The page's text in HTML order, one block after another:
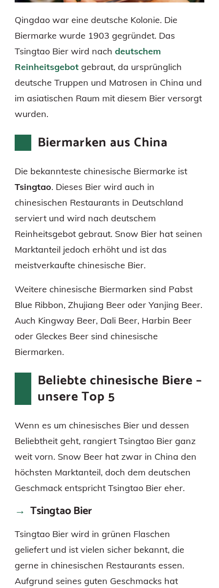
Qingdao war eine deutsche Kolonie. Die
Biermarke wurde 1903 gegründet. Das
Tsingtao Bier wird nach deutschem
Reinheitsgebot gebraut, da ursprünglich
deutsche Truppen und Matrosen in China und
im asiatischen Raum mit diesem Bier versorgt
wurden.
Biermarken aus China
Die bekannteste chinesische Biermarke ist
Tsingtao. Dieses Bier wird auch in
chinesischen Restaurants in Deutschland
serviert und wird nach deutschem
Reinheitsgebot gebraut. Snow Bier hat seinen
Marktanteil jedoch erhöht und ist das
meistverkaufte chinesische Bier.
Weitere chinesische Biermarken sind Pabst
Blue Ribbon, Zhujiang Beer oder Yanjing Beer.
Auch Kingway Beer, Dali Beer, Harbin Beer
oder Gleckes Beer sind chinesische
Biermarken.
Beliebte chinesische Biere –
unsere Top 5
Wenn es um chinesisches Bier und dessen
Beliebtheit geht, rangiert Tsingtao Bier ganz
weit vorn. Snow Beer hat zwar in China den
höchsten Marktanteil, doch dem deutschen
Geschmack entspricht Tsingtao Bier eher.
Tsingtao Bier
Tsingtao Bier wird in grünen Flaschen
geliefert und ist vielen sicher bekannt, die
gerne in chinesischen Restaurants essen.
Aufgrund seines guten Geschmacks hat